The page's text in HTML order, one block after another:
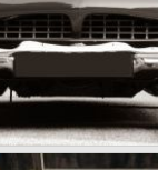
cc. (383 cui)
4600 rpm.
h.